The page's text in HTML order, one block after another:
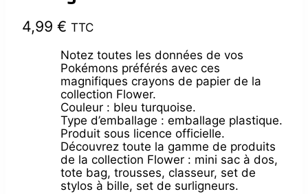
4,99 € TTC
Notez toutes les données de vos
Pokémons préférés avec ces
magnifiques crayons de papier de la
collection Flower.
Couleur : bleu turquoise.
Type d’emballage : emballage plastique.
Produit sous licence officielle.
Découvrez toute la gamme de produits
de la collection Flower : mini sac à dos,
tote bag, trousses, classeur, set de
stylos à bille, set de surligneurs.